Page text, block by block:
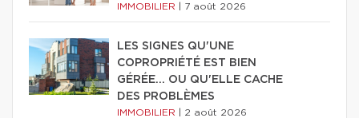
IMMOBILIER 7 août 2026
LES SIGNES QU'UNE
COPROPRIÉTÉ EST BIEN
GÉRÉE… OU QU'ELLE CACHE
DES PROBLÈMES
IMMOBILIER 2 août 2026